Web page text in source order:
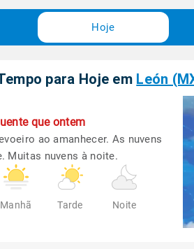
Hoje
para Hoje em León
que ontem
ao amanhecer. As nuvens
Muitas nuvens à noite.
Manhã Tarde Noite